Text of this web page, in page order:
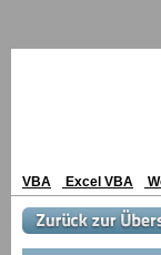
VBA Excel VBA